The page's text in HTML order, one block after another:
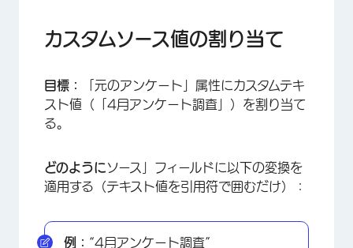
カスタムソース値の割り当て
目標：
「元のアンケート」属性にカスタムテキ
スト値（「4月アンケート調査」）を割り当て
る。
どのように ソース」フィールドに以下の変換を
適用する（テキスト値を引用符で囲むだけ）：
例： “4月アンケート調査”